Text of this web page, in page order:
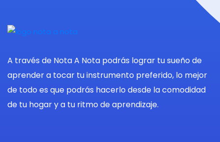
A través de Nota A Nota podrás lograr tu sueño de
aprender a tocar tu instrumento preferido, lo mejor
de todo es que podrás hacerlo desde la comodidad
de tu hogar y a tu ritmo de aprendizaje.